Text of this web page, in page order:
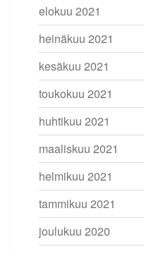
elokuu 2021
heinäkuu 2021
kesäkuu 2021
toukokuu 2021
huhtikuu 2021
maaliskuu 2021
helmikuu 2021
tammikuu 2021
joulukuu 2020